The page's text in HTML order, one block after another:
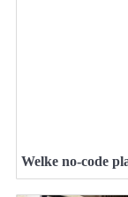
Welke no-code